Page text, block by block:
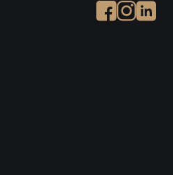
Facebook
Instagram